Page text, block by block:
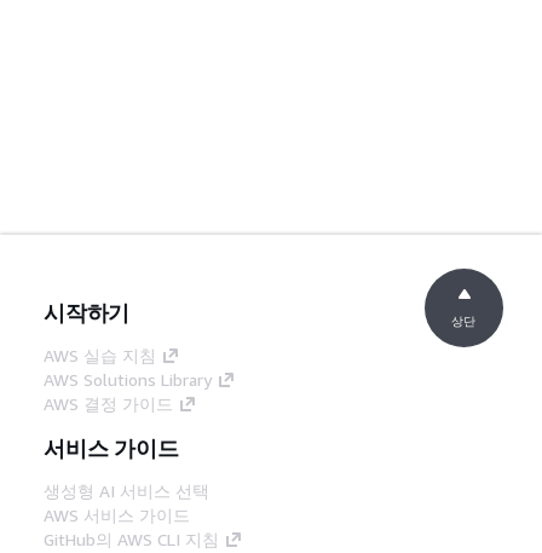
시작하기
AWS 실습 지침
AWS Solutions Library
AWS 결정 가이드
서비스 가이드
생성형 AI 서비스 선택
AWS 서비스 가이드
GitHub의 AWS CLI 지침
상단